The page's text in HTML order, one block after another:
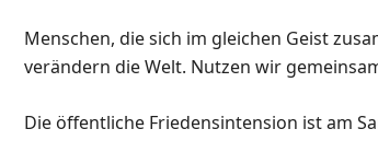
Menschen, die sich im gleichen Geist
verändern die Welt. Nutzen wir
Die öffentliche Friedensintension ist am